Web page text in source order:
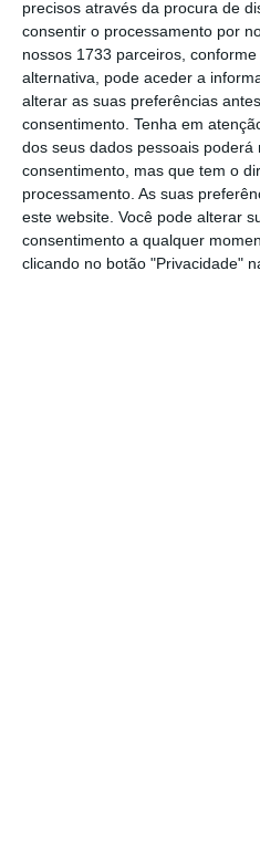
precisos através da procura de
consentir o processamento por
nossos 1733 parceiros,
alternativa, pode aceder a
alterar as suas preferências
consentimento. Tenha em
dos seus dados pessoais poderá
consentimento, mas que tem o
processamento. As suas
este website. Você pode alterar
consentimento a qualquer
clicando no botão "Privacidade"
presidente do Conselho
responsabilidade dos
tomada ao mais tardar
fevereiro e nenhum
contactado.
Talone recusa continuar